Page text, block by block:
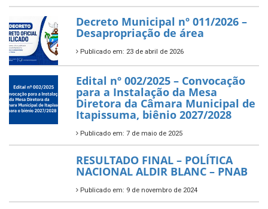
Decreto Municipal nº 011/2026 –
Desapropriação de área
Publicado em: 23 de abril de 2026
Edital nº 002/2025 – Convocação
para a Instalação da Mesa
Diretora da Câmara Municipal de
Itapissuma, biênio 2027/2028
Publicado em: 7 de maio de 2025
RESULTADO FINAL – POLÍTICA
NACIONAL ALDIR BLANC – PNAB
Publicado em: 9 de novembro de 2024